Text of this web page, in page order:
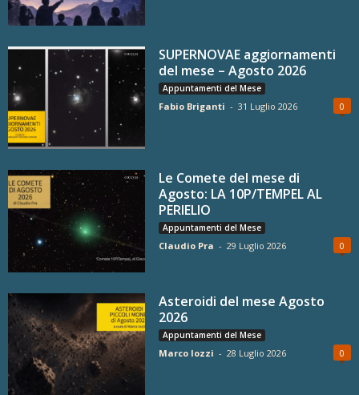
SUPERNOVAE aggiornamenti
del mese – Agosto 2026
Appuntamenti del Mese
Fabio Briganti - 31 Luglio 2026 0
Le Comete del mese di
Agosto: LA 10P/TEMPEL AL
PERIELIO
Appuntamenti del Mese
Claudio Pra - 29 Luglio 2026 0
Asteroidi del mese Agosto
2026
Appuntamenti del Mese
Marco Iozzi - 28 Luglio 2026 0